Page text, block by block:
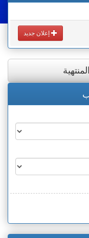
إعلان جديد